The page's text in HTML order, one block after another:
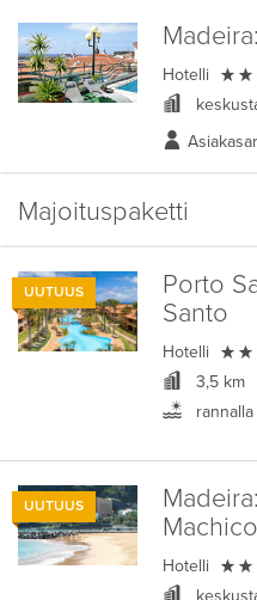
Madeira:
Hotelli
Majoituspaketti
UUTUUS Porto
Santo
Hotelli
3,5 km
rannalla
UUTUUS Madeira:
Machico
Hotelli